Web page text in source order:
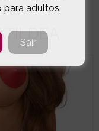
para adultos.
Sair